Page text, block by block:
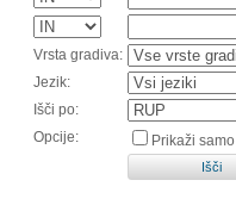
Vrsta gradiva:
Jezik:
Išči po:
Opcije:
Prikaži